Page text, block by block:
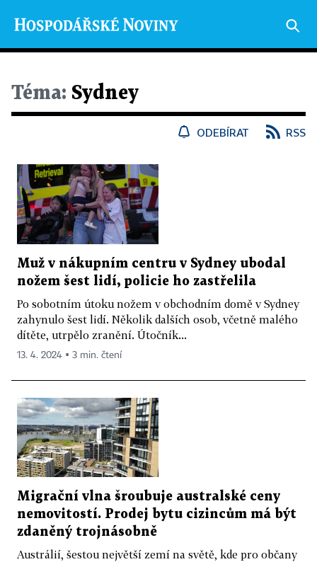
Téma: Sydney
ODEBÍRAT RSS
Muž v nákupním centru v Sydney ubodal
nožem šest lidí, policie ho zastřelila
Po sobotním útoku nožem v obchodním domě v Sydney
zahynulo šest lidí. Několik dalších osob, včetně malého
dítěte, utrpělo zranění. Útočník...
13. 4. 2024 ▪ 3 min. čtení
Migrační vlna šroubuje australské ceny
nemovitostí. Prodej bytu cizincům má být
zdaněný trojnásobně
Austrálií, šestou největší zemí na světě, kde pro občany